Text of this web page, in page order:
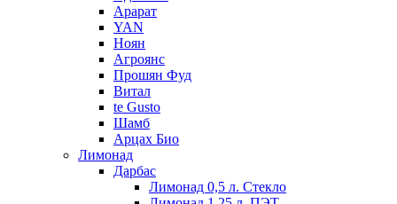
Арарат
YAN
Ноян
Агроянс
Прошян Фуд
Витал
te Gusto
Шамб
Арцах Био
Лимонад
Дарбас
Лимонад 0,5 л. Стекло